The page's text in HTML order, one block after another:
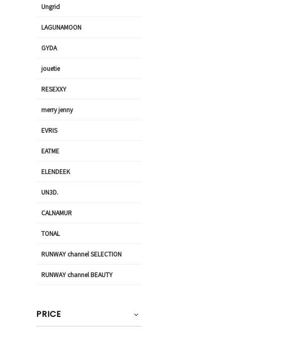
Ungrid
LAGUNAMOON
GYDA
jouetie
RESEXXY
merry jenny
EVRIS
EATME
ELENDEEK
UN3D.
CALNAMUR
TONAL
RUNWAY channel SELECTION
RUNWAY channel BEAUTY
PRICE